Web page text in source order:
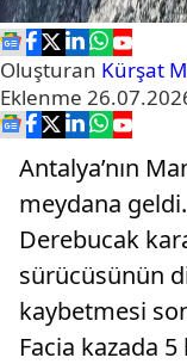
Oluşturan Kürşat
Eklenme
Antalya’nın
meydana
Derebucak
sürücüsünün
kaybetmesi
Facia kazada